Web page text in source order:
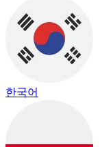
한국어